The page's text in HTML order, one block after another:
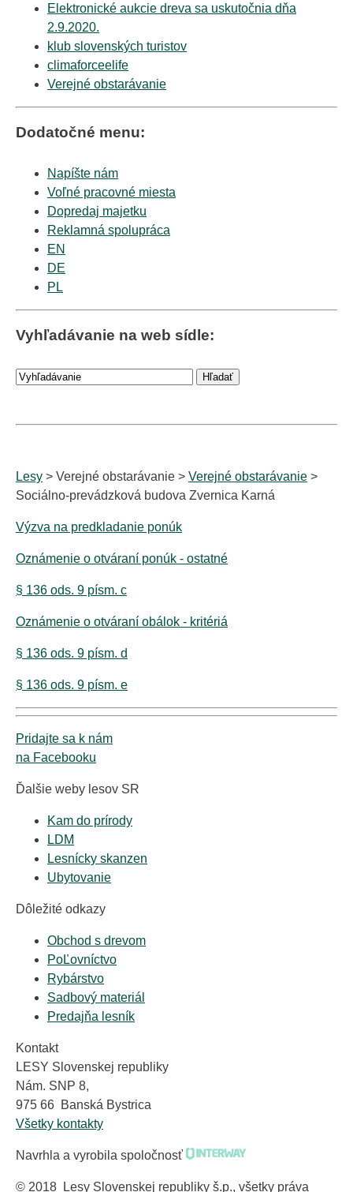
Elektronické aukcie dreva sa uskutočnia dňa
2.9.2020.
klub slovenských turistov
climaforceelife
Verejné obstarávanie
Dodatočné menu:
Napíšte nám
Voľné pracovné miesta
Dopredaj majetku
Reklamná spolupráca
EN
DE
PL
Vyhľadávanie na web sídle:
Lesy > Verejné obstarávanie > Verejné obstarávanie >
Sociálno-prevádzková budova Zvernica Karná
Výzva na predkladanie ponúk
Oznámenie o otváraní ponúk - ostatné
§ 136 ods. 9 písm. c
Oznámenie o otváraní obálok - kritériá
§ 136 ods. 9 písm. d
§ 136 ods. 9 písm. e
Pridajte sa k nám
na Facebooku
Ďalšie weby lesov SR
Kam do prírody
LDM
Lesnícky skanzen
Ubytovanie
Dôležité odkazy
Obchod s drevom
PoĽovníctvo
Rybárstvo
Sadbový materiál
Predajňa lesník
Kontakt
LESY Slovenskej republiky
Nám. SNP 8,
975 66 Banská Bystrica
Všetky kontakty
Navrhla a vyrobila spoločnosť
© 2018 Lesy Slovenskej republiky š.p., všetky práva